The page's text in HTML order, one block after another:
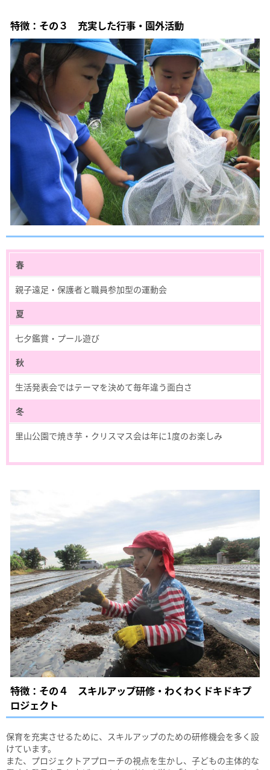
特徴：その３ 充実した行事・園外活動
春
親子遠足・保護者と職員参加型の運動会
夏
七夕鑑賞・プール遊び
秋
生活発表会ではテーマを決めて毎年違う面白さ
冬
里山公園で焼き芋・クリスマス会は年に1度のお楽しみ
特徴：その４ スキルアップ研修・わくわくドキドキプ
ロジェクト
保育を充実させるために、スキルアップのための研修機会を多く設
けています。
また、プロジェクトアプローチの視点を生かし、子どもの主体的な